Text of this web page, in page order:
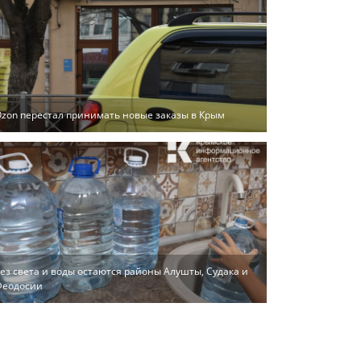
перестал принимать новые заказы в Крым
света и воды остаются районы Алушты, Судака и